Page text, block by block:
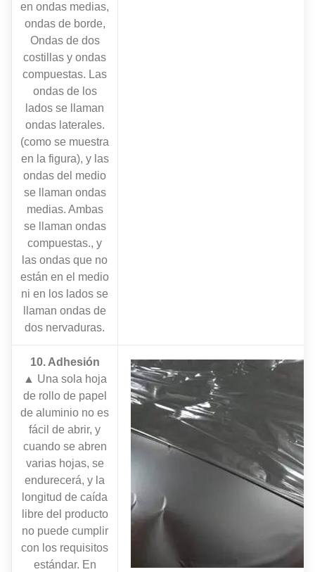
en ondas medias,
ondas de borde,
Ondas de dos
costillas y ondas
compuestas. Las
ondas de los
lados se llaman
ondas laterales.
(como se muestra
en la figura), y las
ondas del medio
se llaman ondas
medias. Ambas
se llaman ondas
compuestas., y
las ondas que no
están en el medio
ni en los lados se
llaman ondas de
dos nervaduras.
10. Adhesión
▲ Una sola hoja
de rollo de papel
de aluminio no es
fácil de abrir, y
cuando se abren
varias hojas, se
endurecerá, y la
longitud de caída
libre del producto
no puede cumplir
con los requisitos
estándar. En